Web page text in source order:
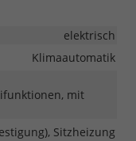
elektrisch
Klimaautomatik
mit
Sitzheizung